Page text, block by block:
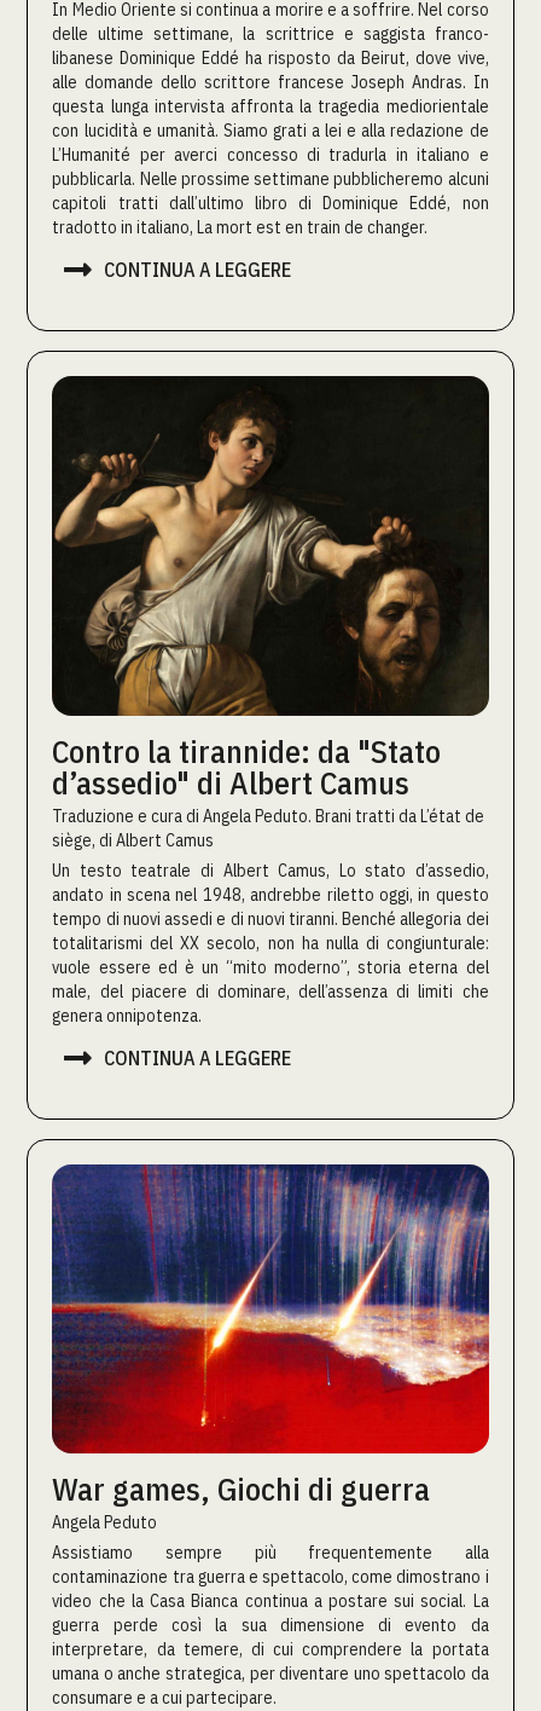
In Medio Oriente si continua a morire e a soffrire. Nel corso
delle ultime settimane, la scrittrice e saggista franco-
libanese Dominique Eddé ha risposto da Beirut, dove vive,
alle domande dello scrittore francese Joseph Andras. In
questa lunga intervista affronta la tragedia mediorientale
con lucidità e umanità. Siamo grati a lei e alla redazione de
L’Humanité per averci concesso di tradurla in italiano e
pubblicarla. Nelle prossime settimane pubblicheremo alcuni
capitoli tratti dall’ultimo libro di Dominique Eddé, non
tradotto in italiano, La mort est en train de changer.
 CONTINUA A LEGGERE
Contro la tirannide: da "Stato
d’assedio" di Albert Camus
Traduzione e cura di Angela Peduto. Brani tratti da L’état de
siège, di Albert Camus
Un testo teatrale di Albert Camus, Lo stato d’assedio,
andato in scena nel 1948, andrebbe riletto oggi, in questo
tempo di nuovi assedi e di nuovi tiranni. Benché allegoria dei
totalitarismi del XX secolo, non ha nulla di congiunturale:
vuole essere ed è un “mito moderno”, storia eterna del
male, del piacere di dominare, dell’assenza di limiti che
genera onnipotenza.
 CONTINUA A LEGGERE
War games, Giochi di guerra
Angela Peduto
Assistiamo sempre più frequentemente alla
contaminazione tra guerra e spettacolo, come dimostrano i
video che la Casa Bianca continua a postare sui social. La
guerra perde così la sua dimensione di evento da
interpretare, da temere, di cui comprendere la portata
umana o anche strategica, per diventare uno spettacolo da
consumare e a cui partecipare.